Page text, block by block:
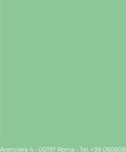
4 - 00197 Roma - Tel. +39 060608